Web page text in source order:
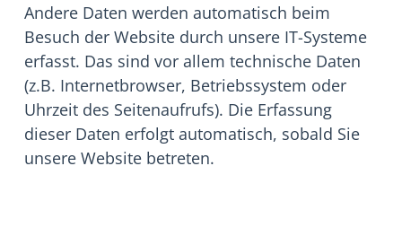
Andere Daten werden automatisch beim
Besuch der Website durch unsere IT-Systeme
erfasst. Das sind vor allem technische Daten
(z.B. Internetbrowser, Betriebssystem oder
Uhrzeit des Seitenaufrufs). Die Erfassung
dieser Daten erfolgt automatisch, sobald Sie
unsere Website betreten.